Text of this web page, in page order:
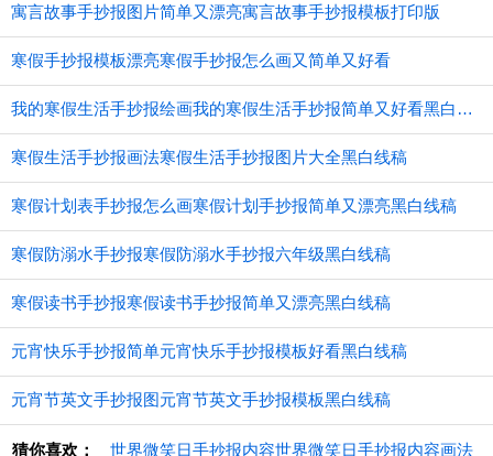
寓言故事手抄报图片简单又漂亮寓言故事手抄报模板打印版
寒假手抄报模板漂亮寒假手抄报怎么画又简单又好看
我的寒假生活手抄报绘画我的寒假生活手抄报简单又好看黑白线稿
寒假生活手抄报画法寒假生活手抄报图片大全黑白线稿
寒假计划表手抄报怎么画寒假计划手抄报简单又漂亮黑白线稿
寒假防溺水手抄报寒假防溺水手抄报六年级黑白线稿
寒假读书手抄报寒假读书手抄报简单又漂亮黑白线稿
元宵快乐手抄报简单元宵快乐手抄报模板好看黑白线稿
元宵节英文手抄报图元宵节英文手抄报模板黑白线稿
猜你喜欢： 世界微笑日手抄报内容世界微笑日手抄报内容画法